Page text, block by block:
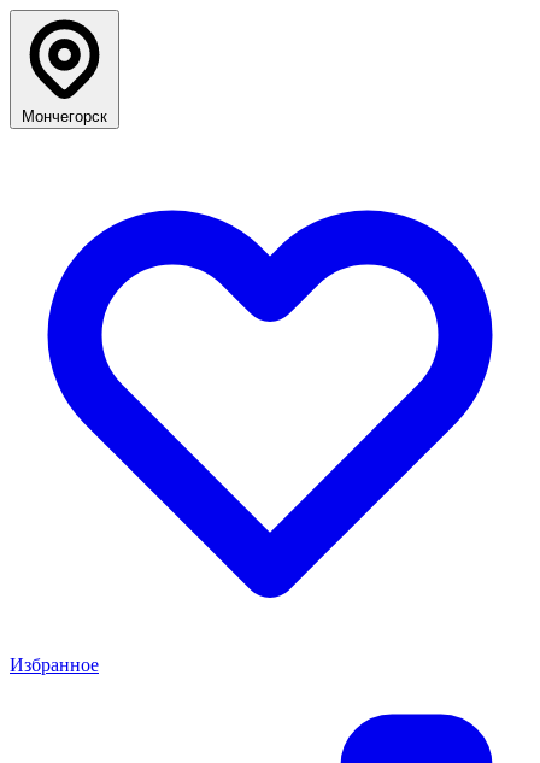
Мончегорск
Избранное